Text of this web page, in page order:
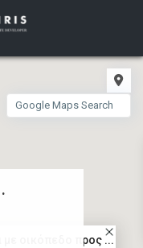
με οικόπεδο προς ...